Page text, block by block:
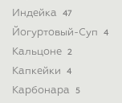
Индейка 47
Йогуртовый-Суп 4
Кальцоне 2
Капкейки 4
Карбонара 5